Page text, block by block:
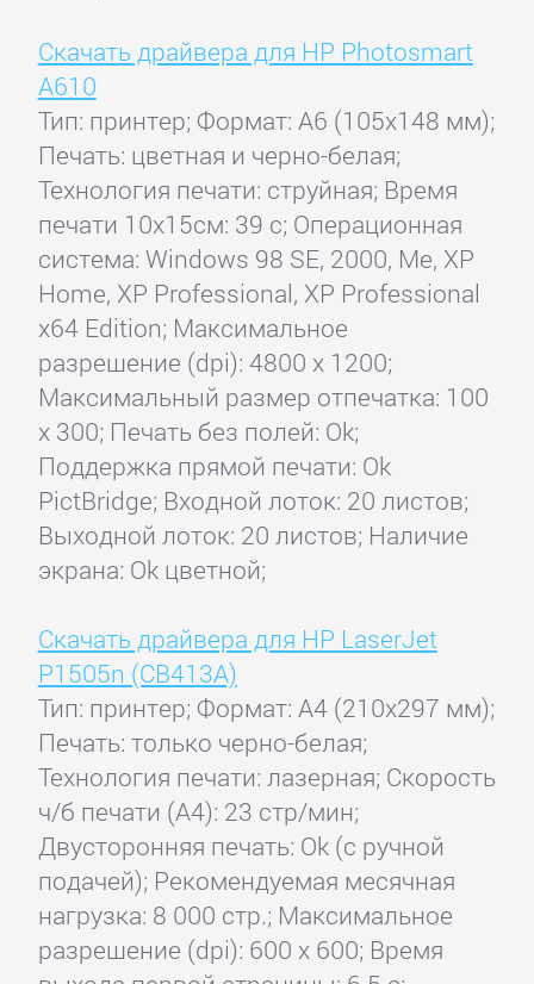
Скачать драйвера для HP Photosmart
A610
Тип: принтер; Формат: A6 (105x148 мм);
Печать: цветная и черно-белая;
Технология печати: струйная; Время
печати 10x15см: 39 с; Операционная
система: Windows 98 SE, 2000, Me, XP
Home, XP Professional, XP Professional
x64 Edition; Максимальное
разрешение (dpi): 4800 x 1200;
Максимальный размер отпечатка: 100
x 300; Печать без полей: Ok;
Поддержка прямой печати: Ok
PictBridge; Входной лоток: 20 листов;
Выходной лоток: 20 листов; Наличие
экрана: Ok цветной;
Скачать драйвера для HP LaserJet
P1505n (CB413A)
Тип: принтер; Формат: A4 (210x297 мм);
Печать: только черно-белая;
Технология печати: лазерная; Скорость
ч/б печати (А4): 23 стр/мин;
Двусторонняя печать: Ok (с ручной
подачей); Рекомендуемая месячная
нагрузка: 8 000 стр.; Максимальное
разрешение (dpi): 600 x 600; Время